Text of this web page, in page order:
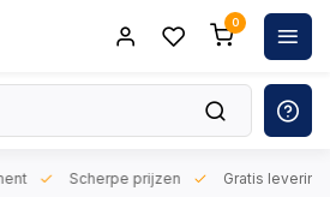
0
Scherpe prijzen Gratis levering